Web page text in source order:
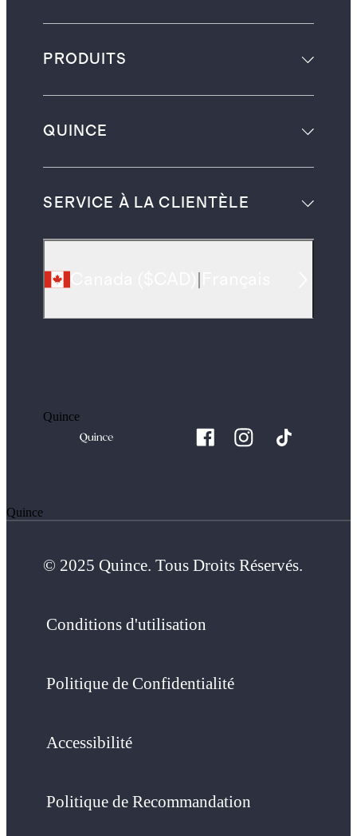
PRODUITS
QUINCE
SERVICE À LA CLIENTÈLE
Quince
Quince
© 2025 Quince. Tous Droits Réservés.
Conditions d'utilisation
Politique de Confidentialité
Accessibilité
Politique de Recommandation